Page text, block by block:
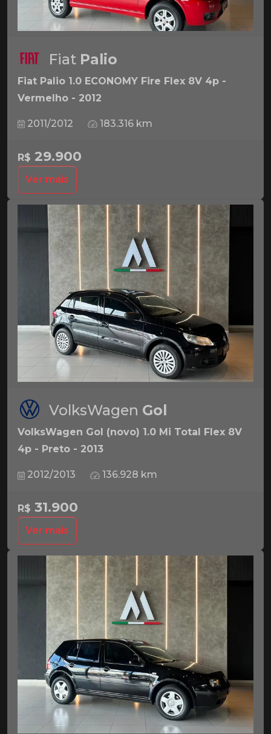
Fiat Palio
Fiat Palio 1.0 ECONOMY Fire Flex 8V 4p -
Vermelho - 2012
2011/2012 183.316 km
R$ 29.900
Ver mais
VolksWagen Gol
VolksWagen Gol (novo) 1.0 Mi Total Flex 8V
4p - Preto - 2013
2012/2013 136.928 km
R$ 31.900
Ver mais